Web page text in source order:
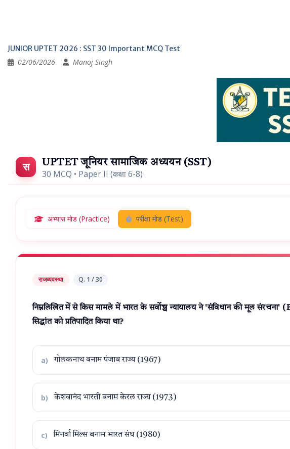
JUNIOR UPTET 2026 : SST 30 Important MCQ Test
02/06/2026 Manoj Singh
स UPTET जूनियर सामाजिक अध्ययन (SST)
30 MCQ • Paper II (कक्षा 6-8)
अभ्यास मोड (Practice) परीक्षा मोड (Test)
राजव्यवस्था Q. 1 / 30
निम्नलिखित में से किस मामले में भारत के सर्वोच्च न्यायालय ने 'संविधान की मूल
सिद्धांत को प्रतिपादित किया था?
a) गोलकनाथ बनाम पंजाब राज्य (1967)
b) केशवानंद भारती बनाम केरल राज्य (1973)
c) मिनर्वा मिल्स बनाम भारत संघ (1980)